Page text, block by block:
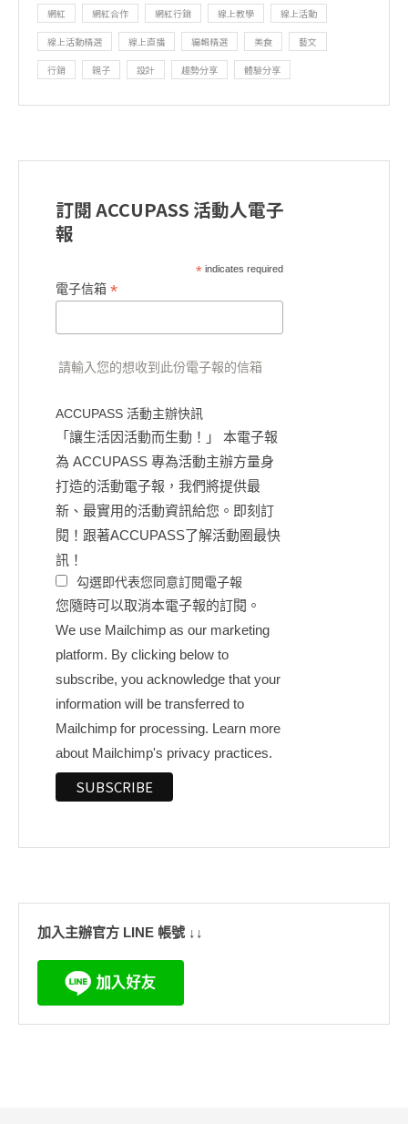
網紅 網紅合作 網紅行銷 線上教學 線上活動
線上活動精選 線上直播 編輯精選 美食 藝文
行銷 親子 設計 趨勢分享 體驗分享
訂閱 ACCUPASS 活動人電子
報
*indicates required
電子信箱 *
請輸入您的想收到此份電子報的信箱
ACCUPASS 活動主辦快訊
「讓生活因活動而生動！」 本電子報
為 ACCUPASS 專為活動主辦方量身
打造的活動電子報，我們將提供最
新、最實用的活動資訊給您。即刻訂
閱！跟著ACCUPASS了解活動圈最快
訊！
勾選即代表您同意訂閱電子報
您隨時可以取消本電子報的訂閱。
We use Mailchimp as our marketing
platform. By clicking below to
subscribe, you acknowledge that your
information will be transferred to
Mailchimp for processing. Learn more
about Mailchimp's privacy practices.
加入主辦官方 LINE 帳號 ↓↓